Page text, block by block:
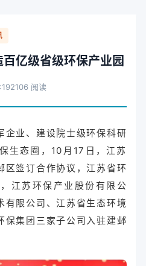
亿级省级环保产业园
2106 阅读
企业、建设院士级环保科研
生态圈，10月17日，江苏
区签订合作协议，江苏省环
江苏环保产业股份有限公
有限公司、江苏省生态环境
保集团三家子公司入驻建邺